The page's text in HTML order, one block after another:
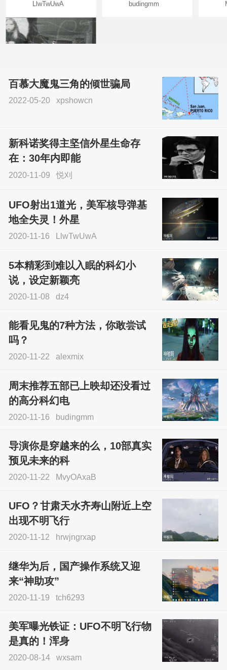
LlwTwUwA budingmm
sskfn
百慕大魔鬼三角的倾世骗局
2022-05-20 xpshowcn
新科诺奖得主坚信外星生命存
在：30年内即能
2020-11-09 悦刈
UFO射出1道光，美军核导弹基
地全失灵！外星
2020-11-16 LlwTwUwA
5本精彩到难以入眠的科幻小
说，设定新颖亮
2020-11-08 dz4
能看见鬼的7种方法，你敢尝试
吗？
2020-11-22 alexmix
周末推荐五部已上映却还没看过
的高分科幻电
2020-11-16 budingmm
导演你是穿越来的么，10部真实
预见未来的科
2020-11-22 MvyOAxaB
UFO？甘肃天水齐寿山附近上空
出现不明飞行
2020-11-12 hrwjngrxap
继华为后，国产操作系统又迎
来“神助攻”
2020-11-19 tch6293
美军曝光铁证：UFO不明飞行物
是真的！浑身
2020-08-14 wxsam